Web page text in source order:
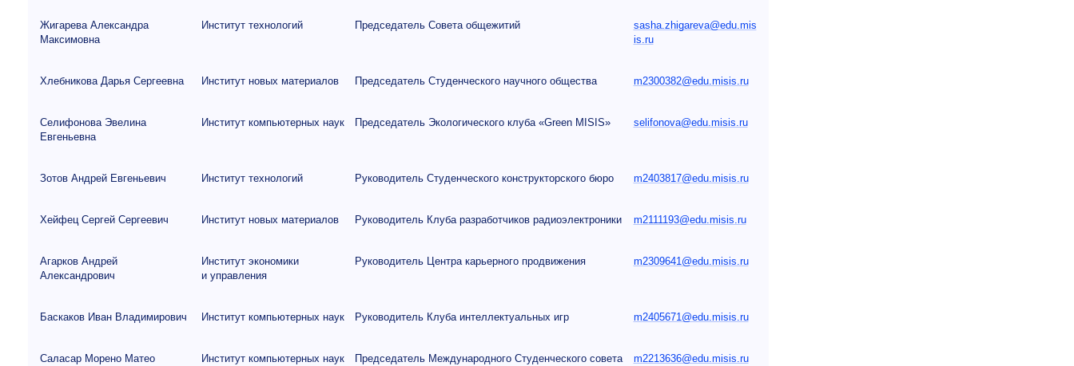
Жигарева Александра
Максимовна
Институт технологий Председатель Совета общежитий
sasha.zhigareva@edu.mis
is.ru
Хлебникова Дарья Сергеевна Институт новых материалов Председатель Студенческого научного общества m2300382@edu.misis.ru
Селифонова Эвелина
Евгеньевна
Институт компьютерных наук Председатель Экологического клуба «Green MISIS» selifonova@edu.misis.ru
Зотов Андрей Евгеньевич Институт технологий Руководитель Студенческого конструкторского бюро m2403817@edu.misis.ru
Хейфец Сергей Сергеевич Институт новых материалов Руководитель Клуба разработчиков радиоэлектроники m2111193@edu.misis.ru
Агарков Андрей
Александрович
Институт экономики
и управления
Руководитель Центра карьерного продвижения m2309641@edu.misis.ru
Баскаков Иван Владимирович Институт компьютерных наук Руководитель Клуба интеллектуальных игр m2405671@edu.misis.ru
Саласар Морено Матео
Институт компьютерных наук
Председатель Международного Студенческого совета
m2213636@edu.misis.ru